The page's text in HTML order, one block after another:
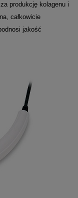
produkcję kolagenu i
całkowicie
jakość